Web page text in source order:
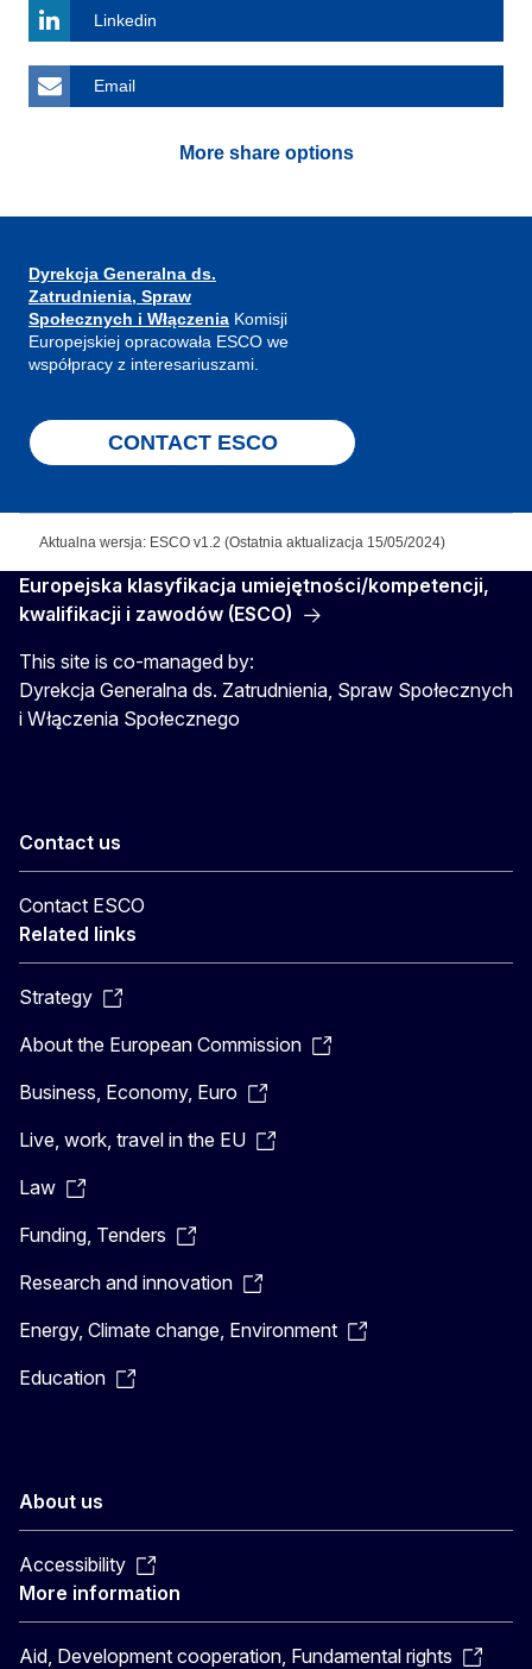
Linkedin
Email
More share options
Dyrekcja Generalna ds.
Zatrudnienia, Spraw
Społecznych i Włączenia Komisji
Europejskiej opracowała ESCO we
współpracy z interesariuszami.
CONTACT ESCO
Aktualna wersja: ESCO v1.2 (Ostatnia aktualizacja 15/05/2024)
Europejska klasyfikacja umiejętności/kompetencji,
kwalifikacji i zawodów (ESCO)
This site is co-managed by:
Dyrekcja Generalna ds. Zatrudnienia, Spraw Społecznych
i Włączenia Społecznego
Contact us
Contact ESCO
Related links
Strategy
About the European Commission
Business, Economy, Euro
Live, work, travel in the EU
Law
Funding, Tenders
Research and innovation
Energy, Climate change, Environment
Education
About us
Accessibility
More information
Aid, Development cooperation, Fundamental rights